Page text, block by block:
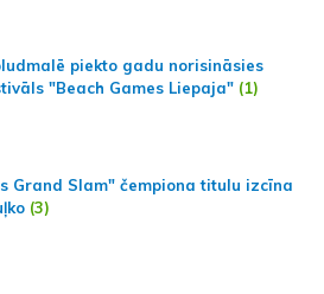
piekto gadu norisināsies
"Beach Games Liepaja" (1)
Grand Slam" čempiona titulu izcīna
(3)